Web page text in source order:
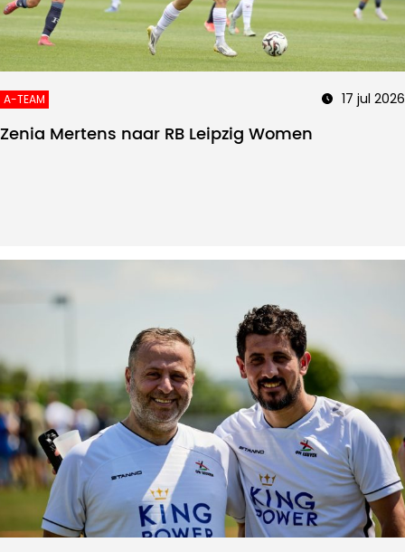
A-TEAM 17 jul 2026
Zenia Mertens naar RB Leipzig Women